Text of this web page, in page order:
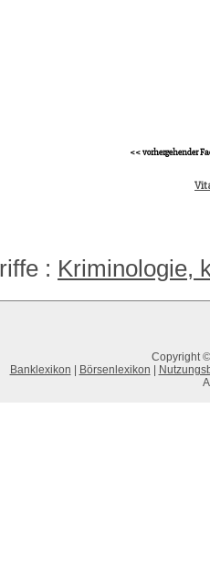
<< vorhergehender
: Kriminologie,
Copyright
Banklexikon
Börsenlexikon